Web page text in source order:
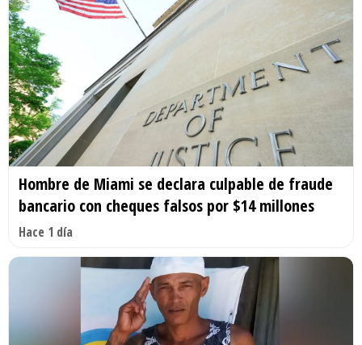
Hombre de Miami se declara culpable de fraude
bancario con cheques falsos por $14 millones
Hace 1 día